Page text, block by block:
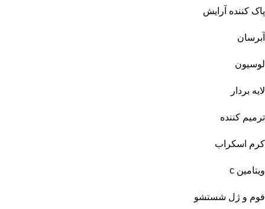
پاک کننده آرایش
آبرسان
لوسیون
لایه بردار
ترمیم کننده
کرم اسکراب
ویتامین c
فوم و ژل شستشو